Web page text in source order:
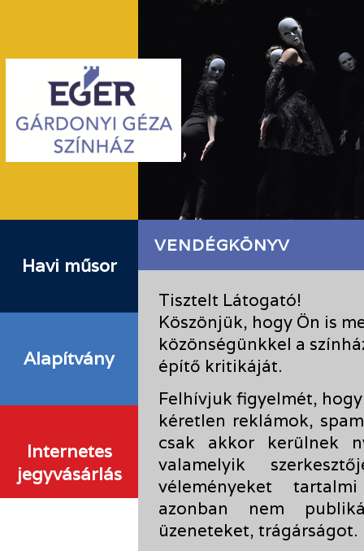
Havi műsor
Alapítvány
Internetes
jegyvásárlás
VENDÉGKÖNYV
Tisztelt Látogató!
Köszönjük, hogy Ön is
közönségünkkel a
építő kritikáját.
Felhívjuk figyelmét,
kéretlen reklámok,
csak akkor kerülnek
valamelyik
véleményeket
azonban nem
üzeneteket, trágárságot.